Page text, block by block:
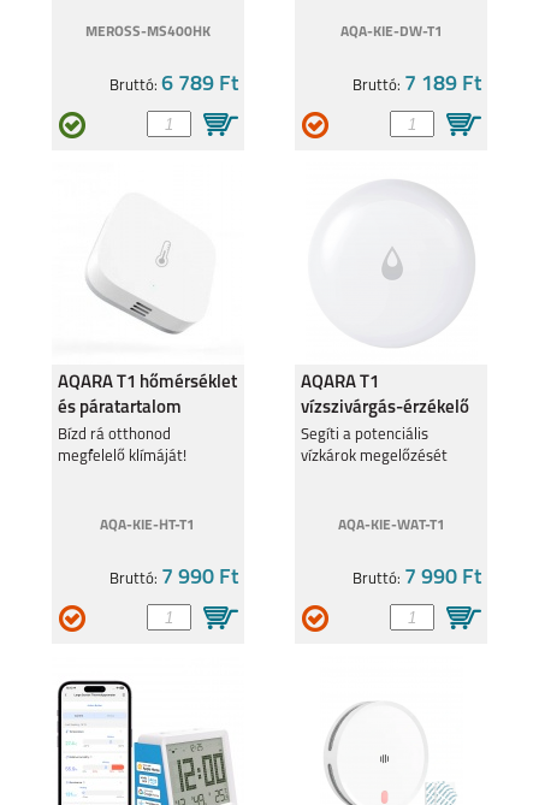
SAMSUNG GALAXY Z
FLIP7
SAMSUNG GALAXY
A56 5G
SAMSUNG GALAXY
SAMSUNG GALAXY
S25
MEROSS-MS400HK
Bruttó: 6 789 Ft
AQA-KIE-DW-T1
Bruttó: 7 189 Ft
AQARA T1 hőmérséklet
és páratartalom
érzékelő (Zigbee.3.0)
Bízd rá otthonod
megfelelő klímáját!
AQA-KIE-HT-T1
Bruttó: 7 990 Ft
AQARA T1
vízszivárgás-érzékelő
(Zigbee 3.0)
Segíti a potenciális
vízkárok megelőzését
AQA-KIE-WAT-T1
Bruttó: 7 990 Ft